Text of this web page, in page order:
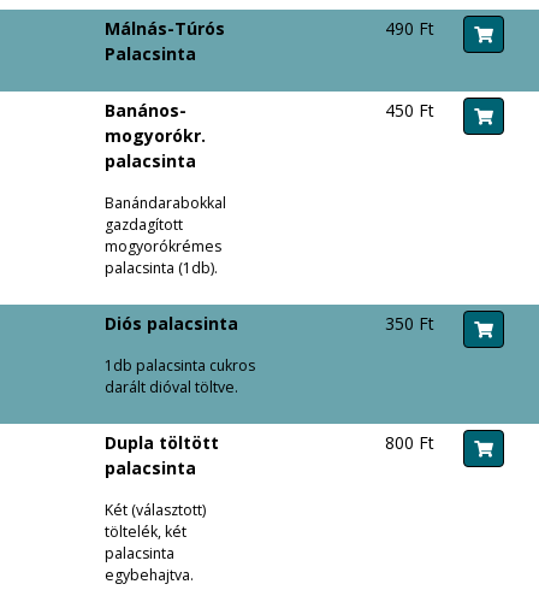
Málnás-Túrós
Palacsinta
490 Ft
Banános-
mogyorókr.
palacsinta
Banándarabokkal
gazdagított
mogyorókrémes
palacsinta (1db).
450 Ft
Diós palacsinta
1db palacsinta cukros
darált dióval töltve.
350 Ft
Dupla töltött
palacsinta
Két (választott)
töltelék, két
palacsinta
egybehajtva.
800 Ft